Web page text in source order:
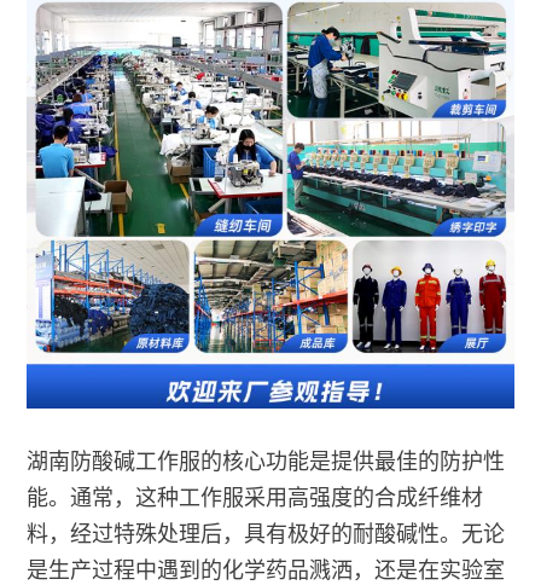
湖南防酸碱工作服的核心功能是提供最佳的防护性
能。通常，这种工作服采用高强度的合成纤维材
料，经过特殊处理后，具有极好的耐酸碱性。无论
是生产过程中遇到的化学药品溅洒，还是在实验室